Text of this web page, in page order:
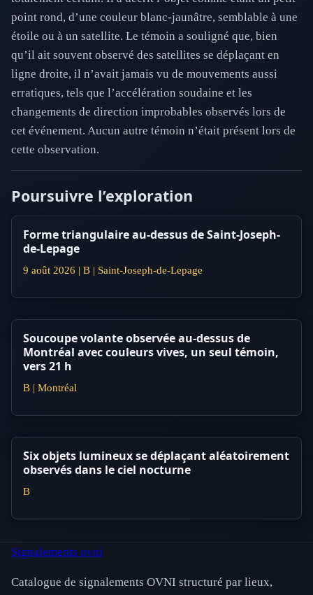
point rond, d’une couleur blanc-jaunâtre, semblable à une
étoile ou à un satellite. Le témoin a souligné que, bien
qu’il ait souvent observé des satellites se déplaçant en
ligne droite, il n’avait jamais vu de mouvements aussi
erratiques, tels que l’accélération soudaine et les
changements de direction improbables observés lors de
cet événement. Aucun autre témoin n’était présent lors de
cette observation.
Poursuivre l’exploration
Forme triangulaire au-dessus de Saint-Joseph-
de-Lepage
9 août 2026 | B | Saint-Joseph-de-Lepage
Soucoupe volante observée au-dessus de
Montréal avec couleurs vives, un seul témoin,
vers 21 h
B | Montréal
Six objets lumineux se déplaçant aléatoirement
observés dans le ciel nocturne
B
Signalements ovni
Catalogue de signalements OVNI structuré par lieux,